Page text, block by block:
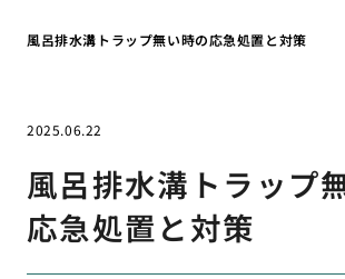
風呂排水溝トラップ無い時の応急処置と対策
2025.06.22
風呂排水溝トラップ
応急処置と対策